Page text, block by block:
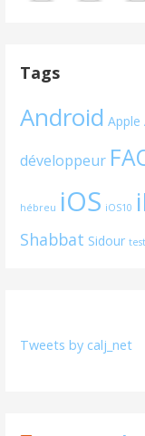
Tags
Android Apple
développeur
hébreu iOS iOS10
Shabbat Sidour test
Tweets by calj_net